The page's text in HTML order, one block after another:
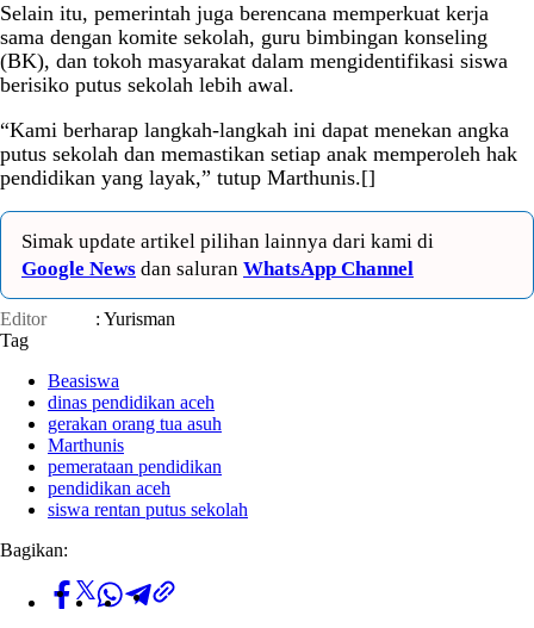
Selain itu, pemerintah juga berencana memperkuat kerja
sama dengan komite sekolah, guru bimbingan konseling
(BK), dan tokoh masyarakat dalam mengidentifikasi siswa
berisiko putus sekolah lebih awal.
“Kami berharap langkah-langkah ini dapat menekan angka
putus sekolah dan memastikan setiap anak memperoleh hak
pendidikan yang layak,” tutup Marthunis.[]
Simak update artikel pilihan lainnya dari kami di
Google News dan saluran WhatsApp Channel
Editor
: Yurisman
Tag
Beasiswa
dinas pendidikan aceh
gerakan orang tua asuh
Marthunis
pemerataan pendidikan
pendidikan aceh
siswa rentan putus sekolah
Bagikan: